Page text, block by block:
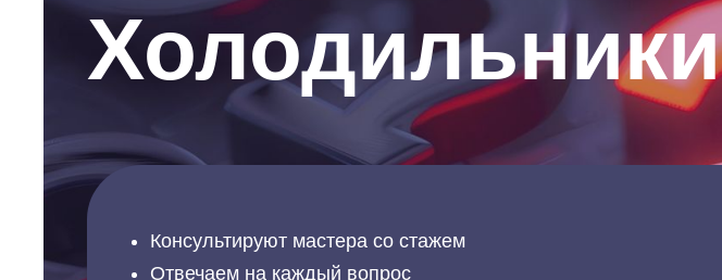
Холодильники
Консультируют мастера со стажем
Отвечаем на каждый вопрос